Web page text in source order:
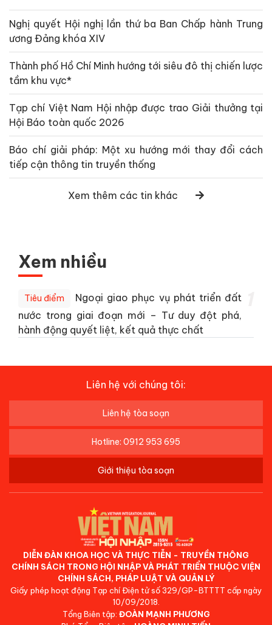
Nghị quyết Hội nghị lần thứ ba Ban Chấp hành Trung
ương Đảng khóa XIV
Thành phố Hồ Chí Minh hướng tới siêu đô thị chiến lược
tầm khu vực*
Tạp chí Việt Nam Hội nhập được trao Giải thưởng tại
Hội Báo toàn quốc 2026
Báo chí giải pháp: Một xu hướng mới thay đổi cách
tiếp cận thông tin truyền thống
Xem thêm các tin khác
Xem nhiều
Tiêu điểm
Ngoại giao phục vụ phát triển đất
nước trong giai đoạn mới – Tư duy đột phá,
hành động quyết liệt, kết quả thực chất
Liên hệ với chúng tôi:
Liên hệ tòa soạn
Hotline: 0912 953 695
Giới thiệu tòa soạn
DIỄN ĐÀN KHOA HỌC VÀ THỰC TIỄN - TRUYỀN THÔNG
CHÍNH SÁCH TRONG HỘI NHẬP VÀ PHÁT TRIỂN THUỘC VIỆN
CHÍNH SÁCH, PHÁP LUẬT VÀ QUẢN LÝ
Giấy phép hoạt động Tạp chí Điện tử số 329/GP-BTTTT cấp ngày
10/09/2018.
Tổng Biên tập: ĐOÀN MẠNH PHƯƠNG